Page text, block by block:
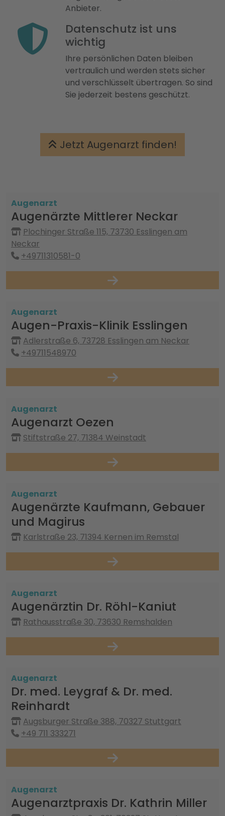
Anbieter.
Datenschutz ist uns
wichtig
Ihre persönlichen Daten bleiben
vertraulich und werden stets sicher
und verschlüsselt übertragen. So sind
Sie jederzeit bestens geschützt.
Jetzt Augenarzt finden!
Augenarzt
Augenärzte Mittlerer Neckar
Plochinger Straße 115, 73730 Esslingen am
Neckar
+49711310581-0
Augenarzt
Augen-Praxis-Klinik Esslingen
Adlerstraße 6, 73728 Esslingen am Neckar
+49711548970
Augenarzt
Augenarzt Oezen
Stiftstraße 27, 71384 Weinstadt
Augenarzt
Augenärzte Kaufmann, Gebauer
und Magirus
Karlstraße 23, 71394 Kernen im Remstal
Augenarzt
Augenärztin Dr. Röhl-Kaniut
Rathausstraße 30, 73630 Remshalden
Augenarzt
Dr. med. Leygraf & Dr. med.
Reinhardt
Augsburger Straße 388, 70327 Stuttgart
+49 711 333271
Augenarzt
Augenarztpraxis Dr. Kathrin Miller